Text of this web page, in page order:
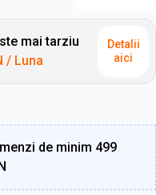
mai tarziu
/ Luna
Detalii
aici
de minim 499